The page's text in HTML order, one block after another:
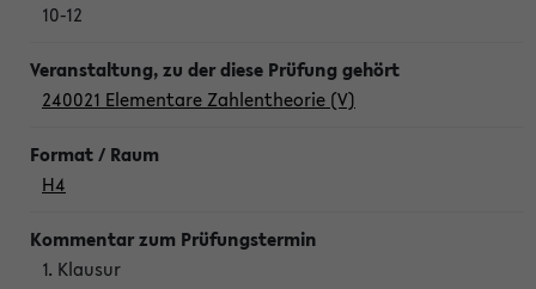
10-12
240021 Elementare Zahlentheorie (V)
H4
1. Klausur